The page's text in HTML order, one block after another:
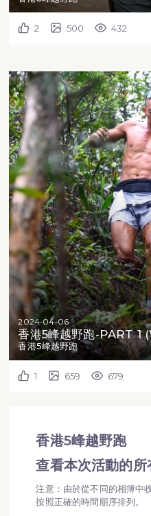
2 500 432
2024-04-06
香港5峰越野跑-PART 1
香港5峰越野跑
1 659 679
香港5峰越野跑
查看本次活動的所
注意：由於從不同的相簿中
按照正確的時間順序排列。